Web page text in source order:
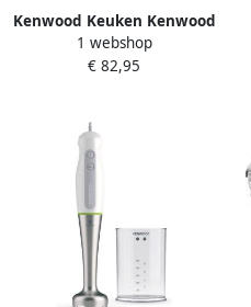
Kenwood Keuken Kenwood
kMix TCX751WH
Broodrooster Wit
1 webshop
€ 82,95